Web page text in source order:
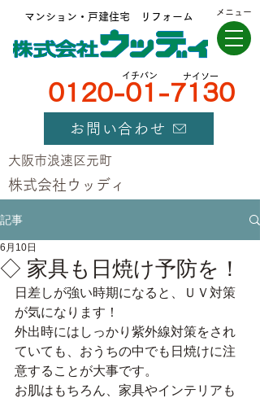
マンション・戸建住宅 リフォーム メニュー
0120-01-7130
ナイソー
​イチバン
お問い合わせ
大阪市浪速区元町
​株式会社ウッディ
記事
◇ 家具も日焼け予防を！
6月10日
日差しが強い時期になると、ＵＶ対策
が気になります！
外出時にはしっかり紫外線対策をされ
ていても、おうちの中でも日焼けに注
意することが大事です。
お肌はもちろん、家具やインテリアも